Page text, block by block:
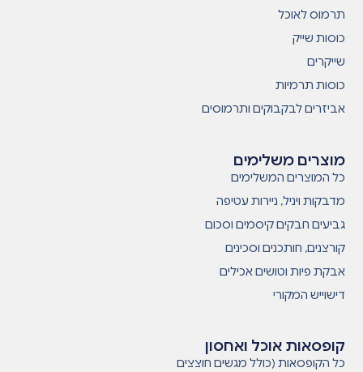
קופסאות אוכל ואחסון
כל הקופסאות (כולל מגשים חוצצים
מוצרים משלימים
כל המוצרים המשלימים
מדבקות ויניל, ניירות עטיפה
גביעים חבקים קיסמים וסכום
קורצנים, חותכנים וסכינים
אבקת פיות וטושים אכילים
דישוייש המקורי
תרמוס לאוכל
כוסות שייק
שייקרים
כוסות תרמיות
אביזרים לבקבוקים ותרמוסים